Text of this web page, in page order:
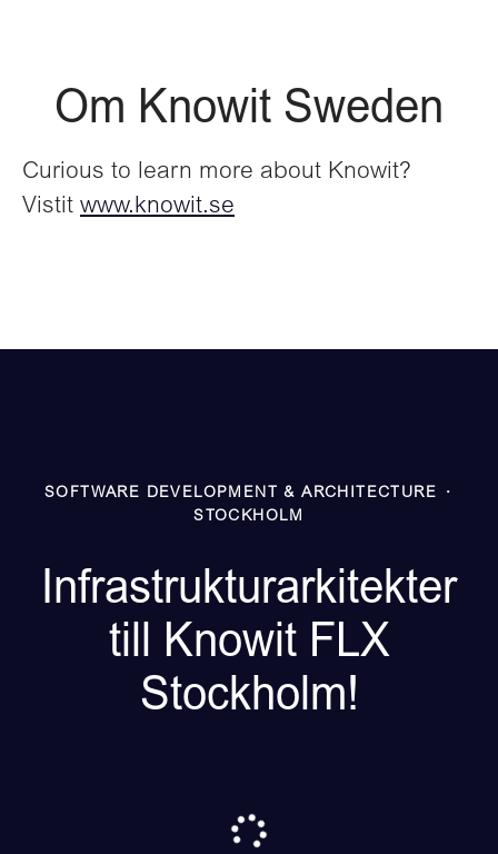
Om Knowit Sweden
Curious to learn more about Knowit?
Vistit www.knowit.se
SOFTWARE DEVELOPMENT & ARCHITECTURE
·
STOCKHOLM
Infrastrukturarkitekter
till Knowit FLX
Stockholm!